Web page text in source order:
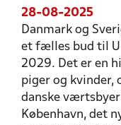
28-08-2025
Danmark og
et fælles bud til
2029. Det er en
piger og kvinder,
danske
København, det